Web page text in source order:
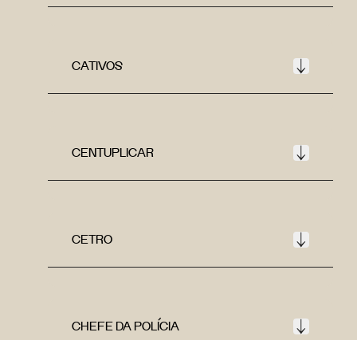
CATIVOS
CENTUPLICAR
CETRO
CHEFE DA POLÍCIA